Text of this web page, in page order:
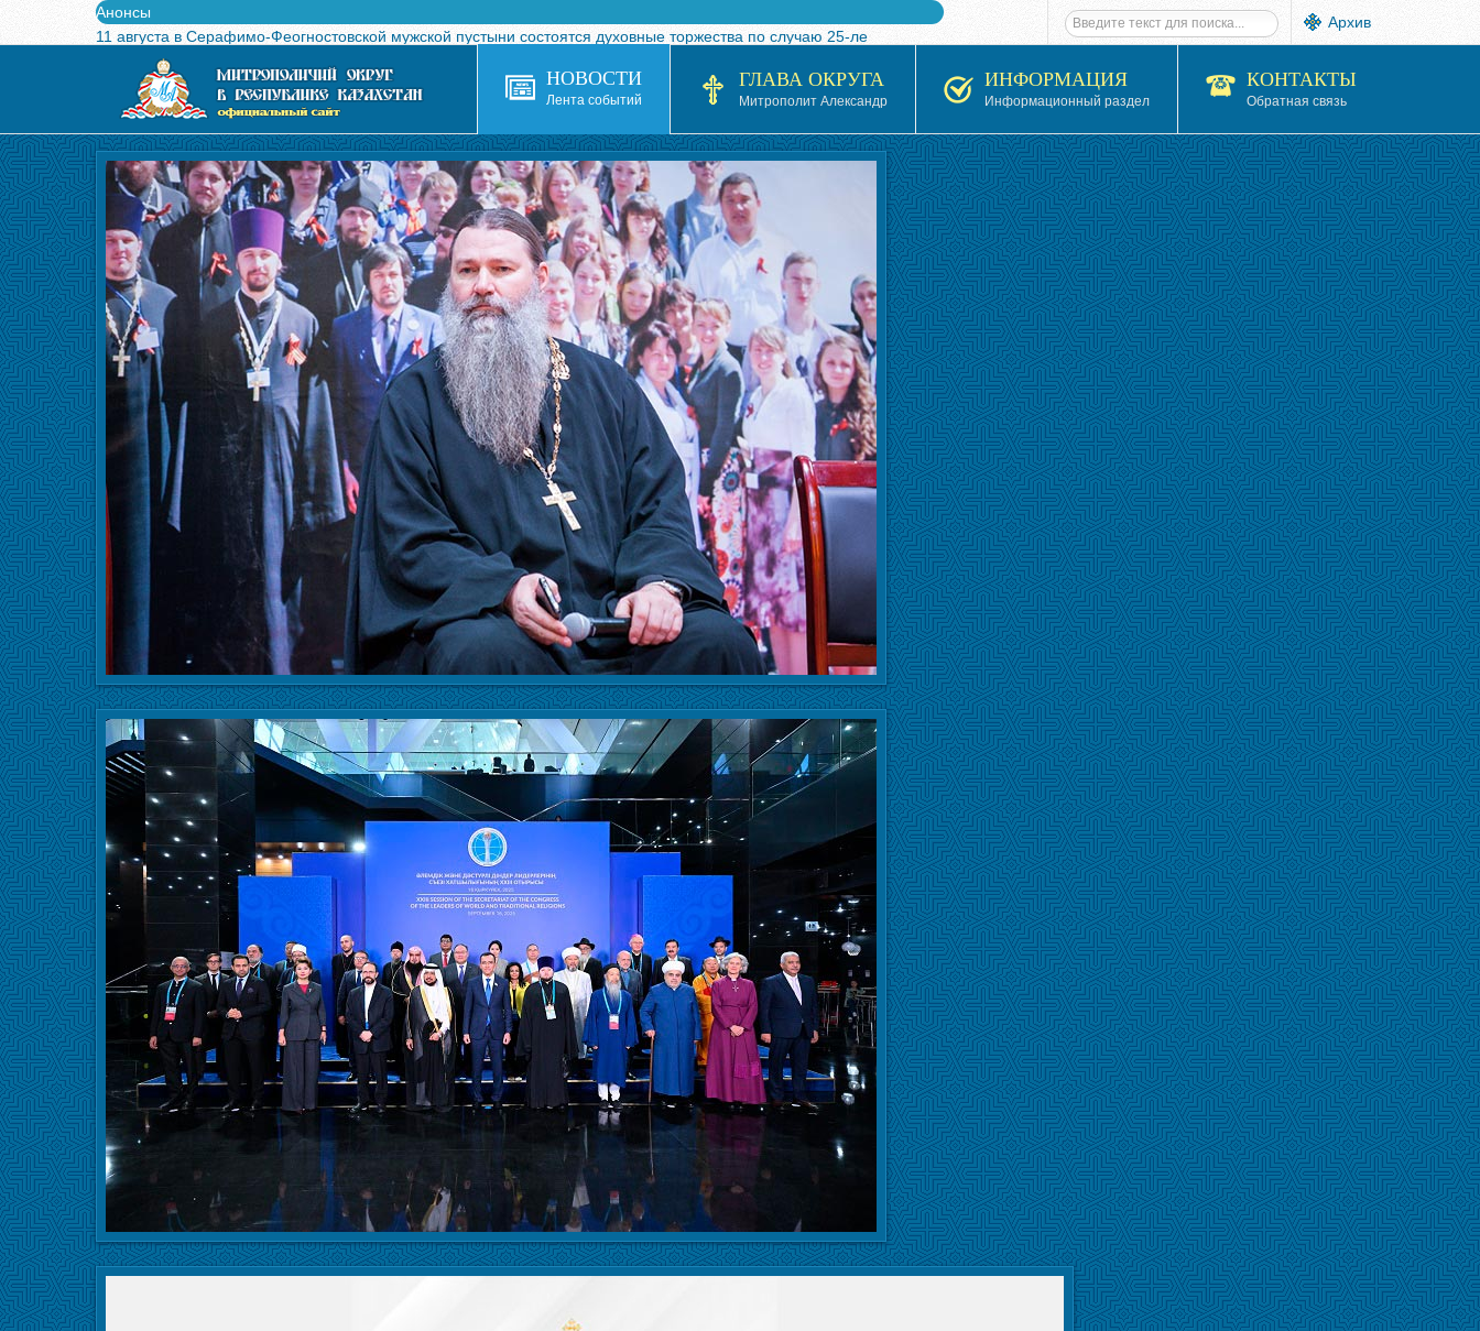
Анонсы
11 августа в Серафимо-Феогностовской мужской пустыни состоятся духовные торжества по случаю 25-ле
Выпущен в свет буклет о проведении Международного турнира по волейболу, посвященного 25-летию обр
Вышел в свет новый номер журнала «Свет Православия в Казахстане»
Вышла в свет монография «Управляющие Алма-Атинской епархией Русской Православной Церкви в 1927–19
Алма-Атинская духовная семинария объявляет прием документов на 2026-2027 учебный год
Архив
НОВОСТИ
Лента событий
ГЛАВА ОКРУГА
Митрополит Александр
ИНФОРМАЦИЯ
Информационный раздел
КОНТАКТЫ
Обратная связь